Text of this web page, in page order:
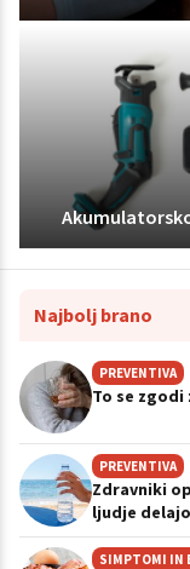
Najbolj brano
PREVENTIVA
To se
PREVENTIVA
Zdravniki
ljudje
SIMPTOMI IN